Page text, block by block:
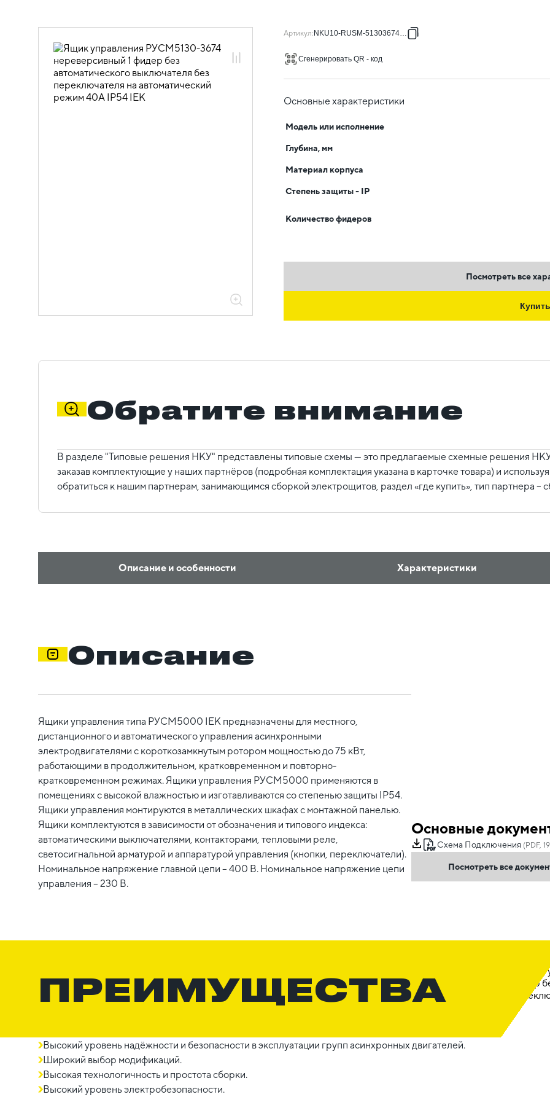
электродвигателями РУСМ5000
Артикул: NKU10-RUSM-51303674-01
Сгенерировать QR - код
Основные характеристики
Модель или исполнение
Глубина, мм
Материал корпуса
Степень защиты - IP
Количество фидеров
Посмотреть все
Купить
Обратите внимание
В разделе "Типовые решения НКУ" представлены типовые схемы — это предлагаемые схемные решения
заказав комплектующие у наших партнёров (подробная комплектация указана в карточке товара) и
обратиться к нашим партнерам, занимающимся сборкой электрощитов, раздел «где купить», тип партнера –
Описание и особенности Характеристики
Описание
Ящики управления типа РУСМ5000 IEK предназначены для местного,
дистанционного и автоматического управления асинхронными
электродвигателями с короткозамкнутым ротором мощностью до 75 кВт,
работающими в продолжительном, кратковременном и повторно-
кратковременном режимах. Ящики управления РУСМ5000 применяются в
помещениях с высокой влажностью и изготавливаются со степенью защиты IP54.
Ящики управления монтируются в металлических шкафах с монтажной панелью.
Ящики комплектуются в зависимости от обозначения и типового индекса:
автоматическими выключателями, контакторами, тепловыми реле,
светосигнальной арматурой и аппаратурой управления (кнопки, переключатели).
Номинальное напряжение главной цепи – 400 В. Номинальное напряжение цепи
управления – 230 В.
Основные
Схема Подключения (PDF,
Посмотреть все
ПРЕИМУЩЕСТВА
Высокий уровень надёжности и безопасности в эксплуатации групп асинхронных двигателей.
Широкий выбор модификаций.
Высокая технологичность и простота сборки.
Высокий уровень электробезопасности.